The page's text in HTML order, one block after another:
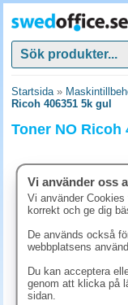
Startsida»
Ricoh 406351 5k gul
Toner NO Ricoh
Vi använder oss
Vi använder
korrekt och ge dig
De används också
webbplatsens
Du kan acceptera
genom att klicka på
sidan.